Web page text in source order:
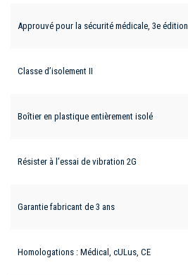
Approuvé pour la sécurité médicale, 3e édition
Classe d’isolement II
Boîtier en plastique entièrement isolé
Résister à l’essai de vibration 2G
Garantie fabricant de 3 ans
Homologations : Médical, cULus, CE